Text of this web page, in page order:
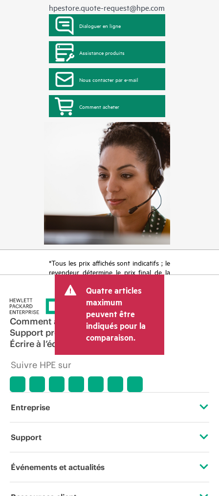
hpestore.quote-request@hpe.com
Dialoguer en ligne
Assistance produits
Nous contacter par e-mail
Comment acheter
*Tous les prix affichés sont indicatifs ; le
revendeur détermine le prix final de la
tels que la TVA ou les taxes sur la vente
et les frais d’expédition. Le prix de la
transaction déterminé par le revendeur
peut varier par rapport à d’autres
revendeurs et au prix indicatif affiché.
Les prix indicatifs peuvent inclure des
offres promotionnelles limitées dans le
temps. HPE se réserve le droit d’ajuster
les prix à tout moment pour diverses
raisons, notamment, mais sans s’y limiter,
l’arrêt d’un produit, la disponibilité
période de promotion et des erreurs
dans les publicités.
Quatre articles
maximum
peuvent être
indiqués pour la
comparaison.
Comment acheter
Support produit
Écrire à l’équipe commerciale
Suivre HPE sur
Entreprise
À propos de HPE
Support
Services d’assistance opérationnelle (OSS)
Événements et actualités
Événements